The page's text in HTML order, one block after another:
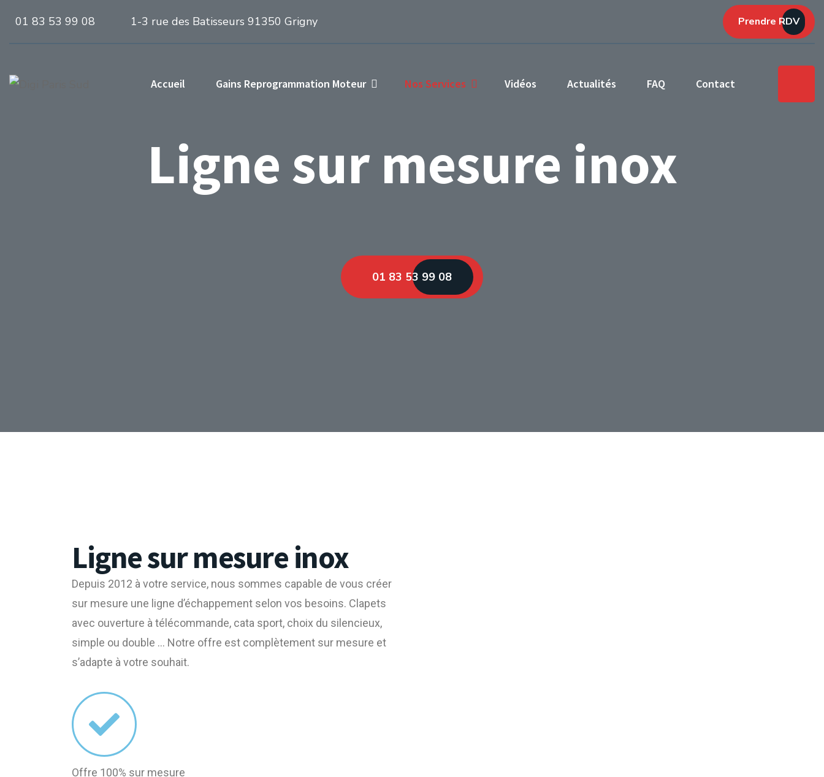
01 83 53 99 08 1-3 rue des Batisseurs 91350 Grigny Prendre RDV
Accueil Gains Reprogrammation Moteur Nos Services Vidéos Actualités FAQ Contact
Ligne sur mesure inox
01 83 53 99 08
Ligne sur mesure inox
Depuis 2012 à votre service, nous sommes capable de vous créer
sur mesure une ligne d’échappement selon vos besoins. Clapets
avec ouverture à télécommande, cata sport, choix du silencieux,
simple ou double … Notre offre est complètement sur mesure et
s’adapte à votre souhait.
Offre 100% sur mesure